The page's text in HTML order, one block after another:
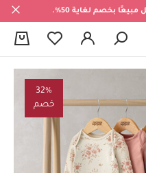
بخصم لغاية 50%.
32%
خصم